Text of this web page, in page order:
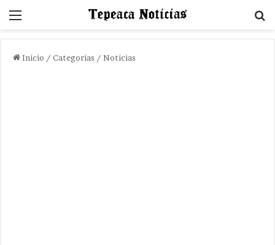
Menu
Inicio / Categorias / Noticias